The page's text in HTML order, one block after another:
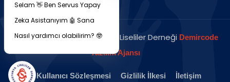
Copyright © 2026 Avusturya Liseliler Derneği Demircode
Yazılım Ajansı
Kullanıcı Sözleşmesi Gizlilik İlkesi İletişim
Selam 👋 Ben Servus Yapay
Zeka Asistanıyım 🤖 Sana
Nasıl yardımcı olabilirim? 🤓